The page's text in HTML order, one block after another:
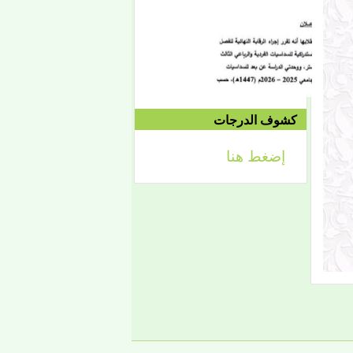
الدورة الاستدراكية الثانية:
الثلاثاء 09/08 وحتى
1442/09/12هـ
الموافق 04/20 حتى
2021/04/24م
إعلان
لائحة توجيه وزارة الشؤون
كشوف الدرجات
إضغط هنا